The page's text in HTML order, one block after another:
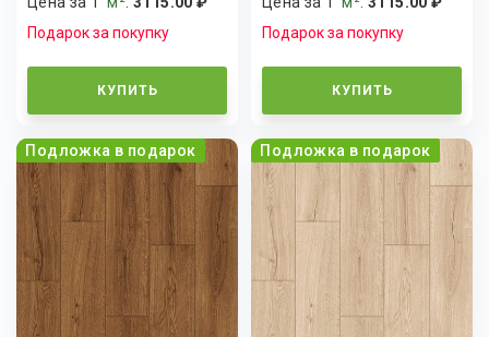
Подарок за покупку
КУПИТЬ
Подарок за покупку
КУПИТЬ
Подложка в подарок Подложка в подарок